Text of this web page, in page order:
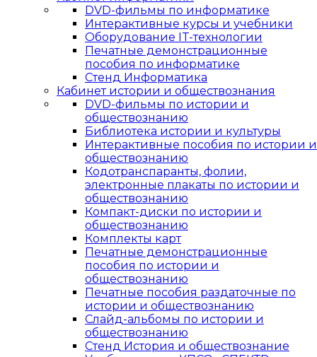
DVD-фильмы по информатике
Интерактивные курсы и учебники
Оборудование IT-технологии
Печатные демонстрационные
пособия по информатике
Стенд Информатика
Кабинет истории и обществознания
DVD-фильмы по истории и
обществознанию
Библиотека истории и культуры
Интерактивные пособия по истории и
обществознанию
Кодотранспаранты, фолии,
электронные плакаты по истории и
обществознанию
Компакт-диски по истории и
обществознанию
Комплекты карт
Печатные демонстрационные
пособия по истории и
обществознанию
Печатные пособия раздаточные по
истории и обществознанию
Слайд-альбомы по истории и
обществознанию
Стенд История и обществознание